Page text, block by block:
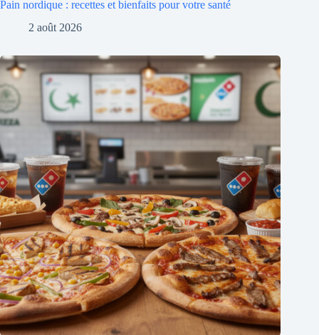
Pain nordique : recettes et bienfaits pour votre santé
2 août 2026